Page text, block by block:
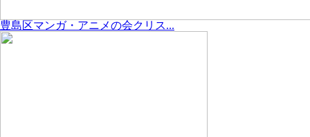
豊島区マンガ・アニメの会クリス...